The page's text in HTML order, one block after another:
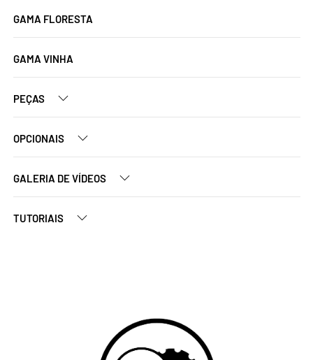
GAMA FLORESTA
GAMA VINHA
PEÇAS
OPCIONAIS
GALERIA DE VÍDEOS
TUTORIAIS